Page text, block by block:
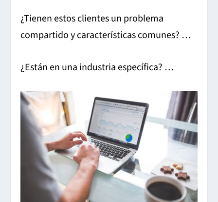
¿Tienen estos clientes un problema
compartido y características comunes? …
¿Están en una industria específica? …